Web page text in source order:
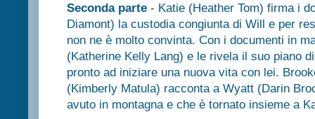
Seconda parte - Katie (Heather Tom) firma i
Diamont) la custodia congiunta di Will e per
non ne è molto convinta. Con i documenti in
(Katherine Kelly Lang) e le rivela il suo piano
pronto ad iniziare una nuova vita con lei.
(Kimberly Matula) racconta a Wyatt (Darin
avuto in montagna e che è tornato insieme a